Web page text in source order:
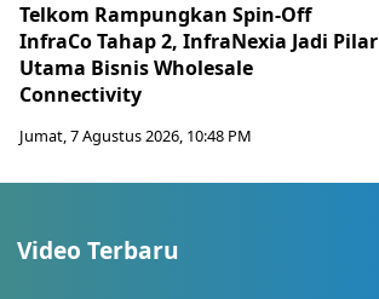
Telkom Rampungkan Spin-Off
InfraCo Tahap 2, InfraNexia Jadi Pilar
Utama Bisnis Wholesale
Connectivity
Jumat, 7 Agustus 2026, 10:48 PM
Video Terbaru